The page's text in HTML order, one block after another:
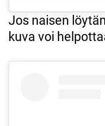
Jos naisen
kuva voi